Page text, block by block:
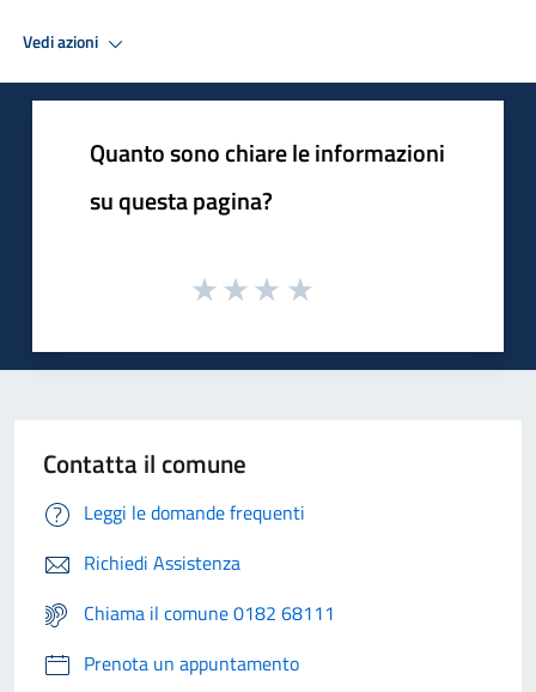
Vedi azioni
Quanto sono chiare le informazioni
su questa pagina?
Contatta il comune
Leggi le domande frequenti
Richiedi Assistenza
Chiama il comune 0182 68111
Prenota un appuntamento